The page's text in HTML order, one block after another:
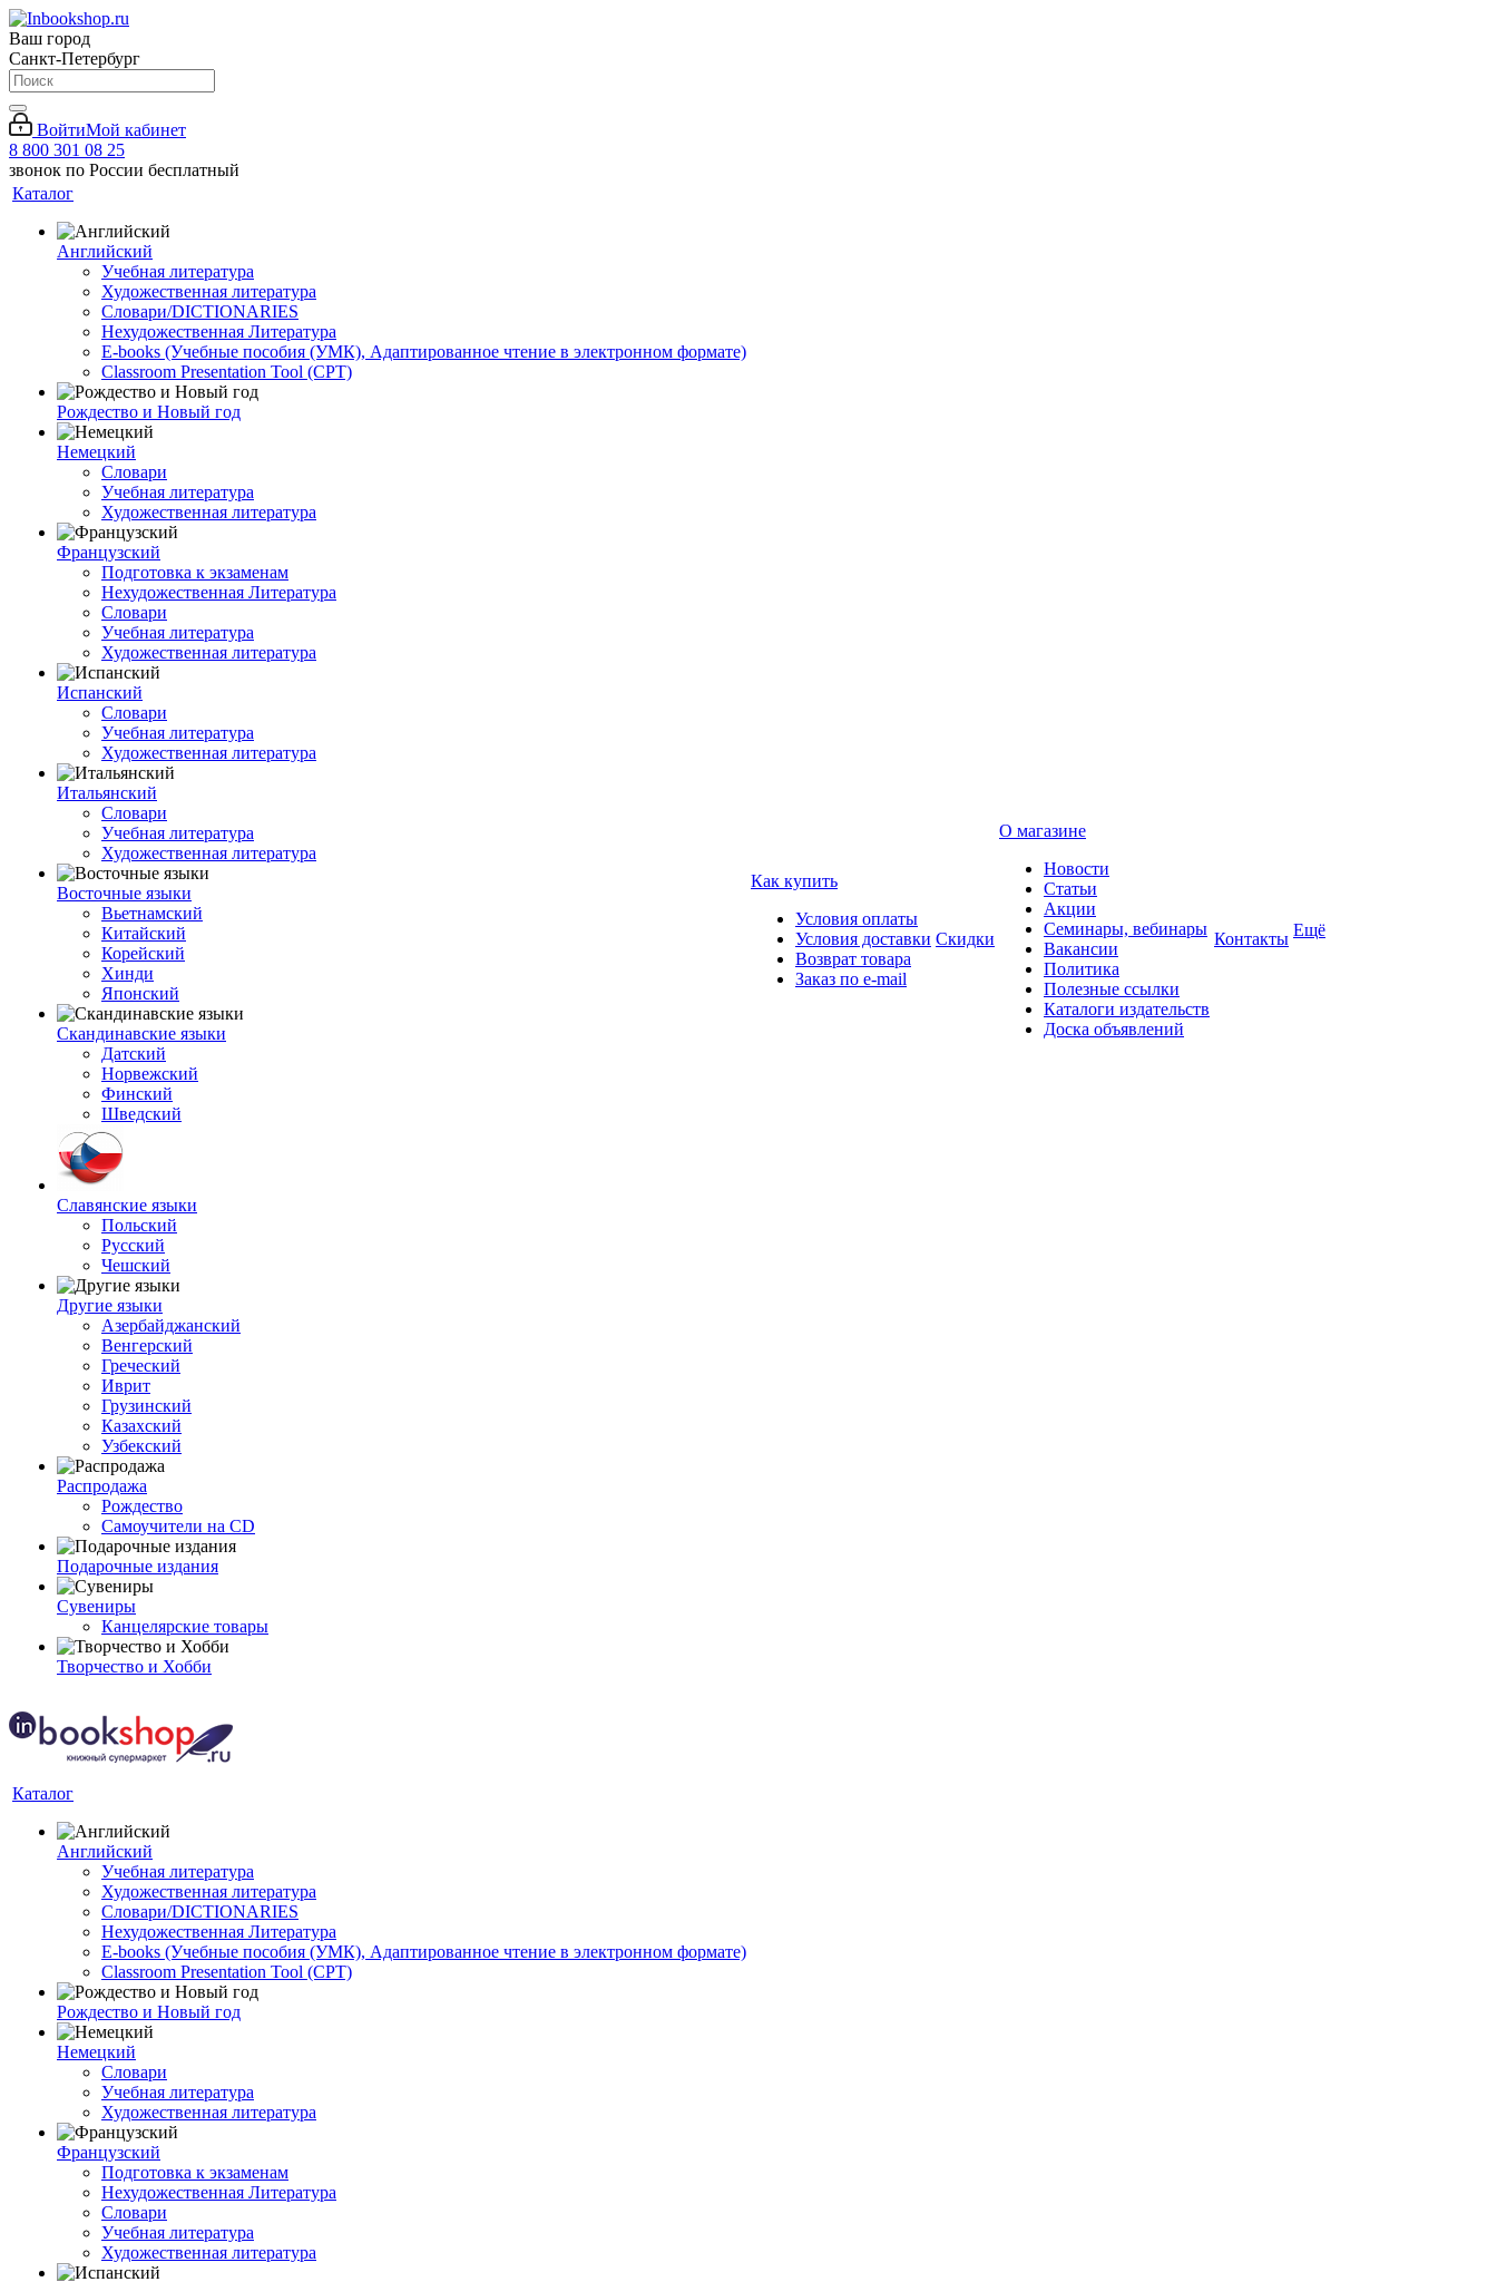
Ваш город
Санкт-Петербург
ВойтиМой кабинет
8 800 301 08 25
звонок по России бесплатный
Каталог
Английский
Учебная литература
Художественная литература
Словари/DICTIONARIES
Нехудожественная Литература
E-books (Учебные пособия (УМК), Адаптированное чтение в электронном формате)
Classroom Presentation Tool (CPT)
Рождество и Новый год
Немецкий
Словари
Учебная литература
Художественная литература
Французский
Подготовка к экзаменам
Нехудожественная Литература
Словари
Учебная литература
Художественная литература
Испанский
Словари
Учебная литература
Художественная литература
Итальянский
Словари
Учебная литература
Художественная литература
Восточные языки
Вьетнамский
Китайский
Корейский
Хинди
Японский
Скандинавские языки
Датский
Норвежский
Финский
Шведский
Славянские языки
Польский
Русский
Чешский
Другие языки
Азербайджанский
Венгерский
Греческий
Иврит
Грузинский
Казахский
Узбекский
Распродажа
Рождество
Самоучители на CD
Подарочные издания
Сувениры
Канцелярские товары
Творчество и Хобби
Как купить
Условия оплаты
Условия доставки
Возврат товара
Заказ по e-mail
Скидки
О магазине
Новости
Статьи
Акции
Семинары, вебинары
Вакансии
Политика
Полезные ссылки
Каталоги издательств
Доска объявлений
Контакты Ещё
Каталог
Английский
Учебная литература
Художественная литература
Словари/DICTIONARIES
Нехудожественная Литература
E-books (Учебные пособия (УМК), Адаптированное чтение в электронном формате)
Classroom Presentation Tool (CPT)
Рождество и Новый год
Немецкий
Словари
Учебная литература
Художественная литература
Французский
Подготовка к экзаменам
Нехудожественная Литература
Словари
Учебная литература
Художественная литература